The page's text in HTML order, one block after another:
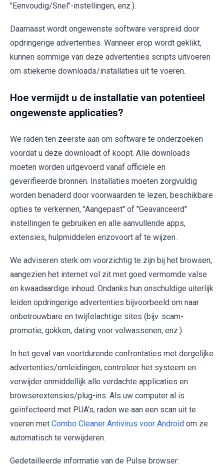
"Eenvoudig/Snel"-instellingen, enz.).
Daarnaast wordt ongewenste software verspreid door
opdringerige advertenties. Wanneer erop wordt geklikt,
kunnen sommige van deze advertenties scripts uitvoeren
om stiekeme downloads/installaties uit te voeren.
Hoe vermijdt u de installatie van potentieel
ongewenste applicaties?
We raden ten zeerste aan om software te onderzoeken
voordat u deze downloadt of koopt. Alle downloads
moeten worden uitgevoerd vanaf officiële en
geverifieerde bronnen. Installaties moeten zorgvuldig
worden benaderd door voorwaarden te lezen, beschikbare
opties te verkennen, "Aangepast" of "Geavanceerd"
instellingen te gebruiken en alle aanvullende apps,
extensies, hulpmiddelen enzovoort af te wijzen.
We adviseren sterk om voorzichtig te zijn bij het browsen,
aangezien het internet vol zit met goed vermomde valse
en kwaadaardige inhoud. Ondanks hun onschuldige uiterlijk
leiden opdringerige advertenties bijvoorbeeld om naar
onbetrouwbare en twijfelachtige sites (bijv. scam-
promotie, gokken, dating voor volwassenen, enz.).
In het geval van voortdurende confrontaties met dergelijke
advertenties/omleidingen, controleer het systeem en
verwijder onmiddellijk alle verdachte applicaties en
browserextensies/plug-ins. Als uw computer al is
geïnfecteerd met PUA's, raden we aan een scan uit te
voeren met Combo Cleaner Antivirus voor Android om ze
automatisch te verwijderen.
Gedetailleerde informatie van de Pulse browser: